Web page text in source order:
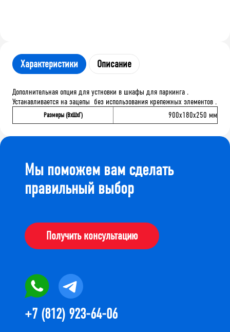
Характеристики Описание
Дополнительная опция для устновки в шкафы для паркинга .
Устанавливается на зацепы без использования крепежных элементов .
Размеры (ВхШхГ) 900x180x250 мм
Мы поможем вам сделать
правильный выбор
Получить консультацию
+7 (812) 923-64-06